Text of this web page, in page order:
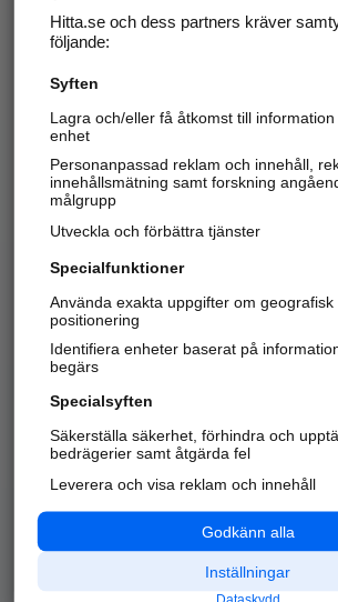
Hitta.se - Gratis nummerupplysning.
Sök företag, personer och platser.
Hitta telefonnummer, adresser,
Marknadsför
Kom igång och
Alla kategorier
Populära
API & Kartor
Annonsera
Integritet
Hitta.se och dess partners kräver
följande:
Syften
Lagra och/eller få åtkomst till information
enhet
Personanpassad reklam och innehåll,
innehållsmätning samt forskning
målgrupp
Utveckla och förbättra tjänster
Specialfunktioner
Använda exakta uppgifter om geografisk
positionering
Identifiera enheter baserat på
begärs
Specialsyften
Säkerställa säkerhet, förhindra och
bedrägerier samt åtgärda fel
Leverera och visa reklam och innehåll
Godkänn alla
Inställningar
Dataskydd